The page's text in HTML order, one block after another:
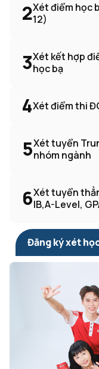
2Xét điểm học
12)
3Xét kết hợp
học bạ
4Xét điểm thi
5Xét tuyển
nhóm ngành
6Xét tuyển
IB,A-Level,
Đăng ký xét